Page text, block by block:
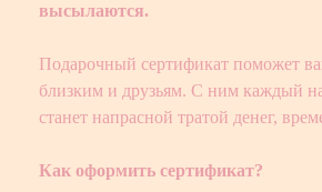
высылаются.
Подарочный сертификат поможет
близким и друзьям. С ним каждый
станет напрасной тратой денег,
Как оформить сертификат?